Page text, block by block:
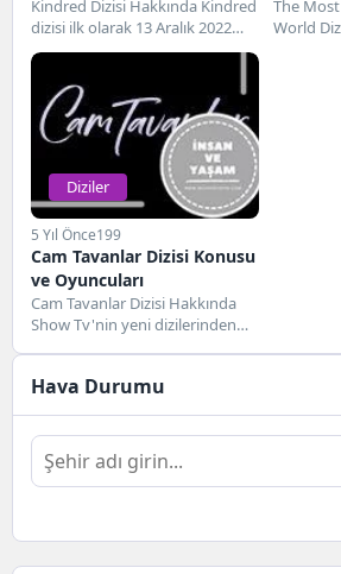
Kindred Dizisi Hakkında Kindred
dizisi ilk olarak 13 Aralık 2022
tarihinden itibaren
The
World
Diziler
5 Yıl Önce199
Cam Tavanlar Dizisi Konusu
ve Oyuncuları
Cam Tavanlar Dizisi Hakkında
Show Tv'nin yeni dizilerinden
Hava Durumu